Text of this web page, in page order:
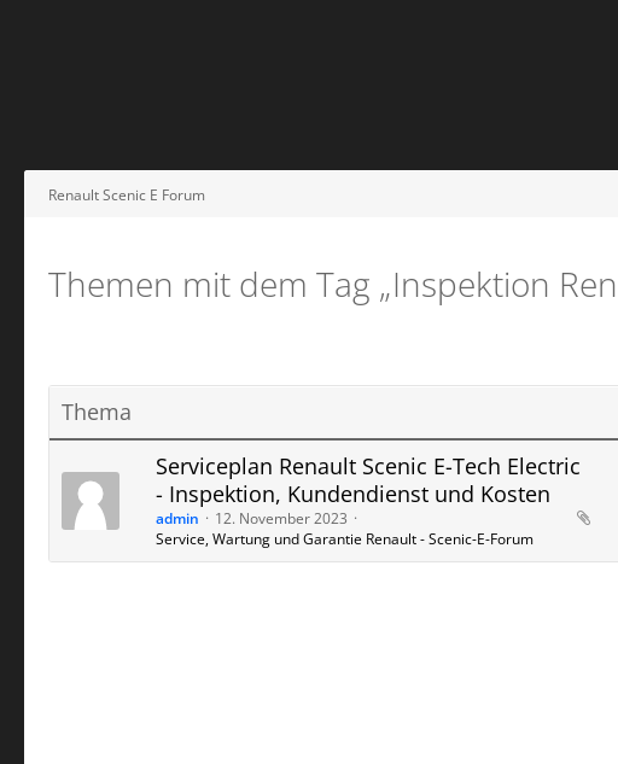
Renault Scenic E Forum
Themen mit dem Tag „Inspektion
Thema
Serviceplan Renault Scenic E-Tech Electric
- Inspektion, Kundendienst und Kosten
admin
12. November 2023
Service, Wartung und Garantie Renault - Scenic-E-Forum